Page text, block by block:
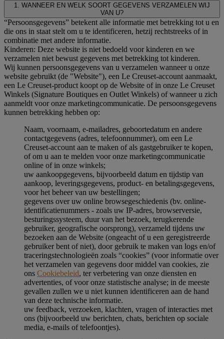
1. WANNEER EN WELK SOORT GEGEVENS VERZAMELEN WIJ
VAN U?
“Persoonsgegevens” betekent alle informatie met betrekking tot u en
die ons in staat stelt om u te identificeren, hetzij rechtstreeks of in
combinatie met andere informatie.
Kinderen: Deze website is niet bedoeld voor kinderen en we
verzamelen niet bewust gegevens met betrekking tot kinderen.
Wij kunnen persoonsgegevens van u verzamelen wanneer u onze
website gebruikt (de "Website"), een Le Creuset-account aanmaakt,
een Le Creuset-product koopt op de Website of in onze Le Creuset
Winkels (Signature Boutiques en Outlet Winkels) of wanneer u zich
aanmeldt voor onze marketingcommunicatie. De persoonsgegevens
kunnen betrekking hebben op:
Naam, voornaam, e-mailadres, geboortedatum en andere
contactgegevens (adres, telefoonnummer), om een Le
Creuset-account aan te maken of als gastgebruiker te kopen,
of om u aan te melden voor onze marketingcommunicatie
online of in onze winkels;
uw aankoopgegevens, bijvoorbeeld datum en tijdstip van
aankoop, leveringsgegevens, product- en betalingsgegevens,
voor het beheer van uw bestellingen;
gegevens over uw online browsegeschiedenis (bv. online-
identificatienummers - zoals uw IP-adres, browserversie,
besturingssysteem, duur van het bezoek, terugkerende
gebruiker, geografische oorsprong), verzameld tijdens uw
bezoeken aan de Website (ongeacht of u een geregistreerde
gebruiker bent of niet), door gebruik te maken van logs en/of
traceringstechnologieën zoals “cookies” (voor informatie over
het verzamelen van gegevens door middel van cookies, zie
ons Cookiebeleid, ter verbetering van onze diensten en
advertenties, of voor onze statistische analyse; in de meeste
gevallen zullen we u niet kunnen identificeren aan de hand
van deze technische informatie.
uw feedback, verzoeken, klachten, vragen of interacties met
ons (bijvoorbeeld uw berichten, chats, berichten op sociale
media, e-mails of telefoontjes).